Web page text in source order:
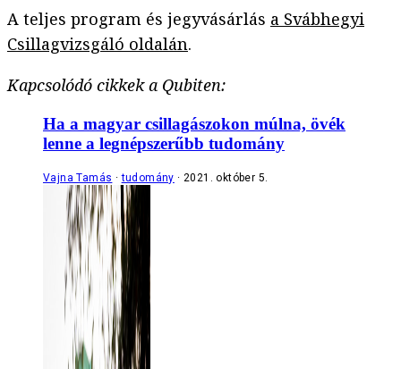
A teljes program és jegyvásárlás a Svábhegyi
Csillagvizsgáló oldalán.
Kapcsolódó cikkek a Qubiten:
Ha a magyar csillagászokon múlna, övék
lenne a legnépszerűbb tudomány
Vajna Tamás tudomány 2021. október 5.